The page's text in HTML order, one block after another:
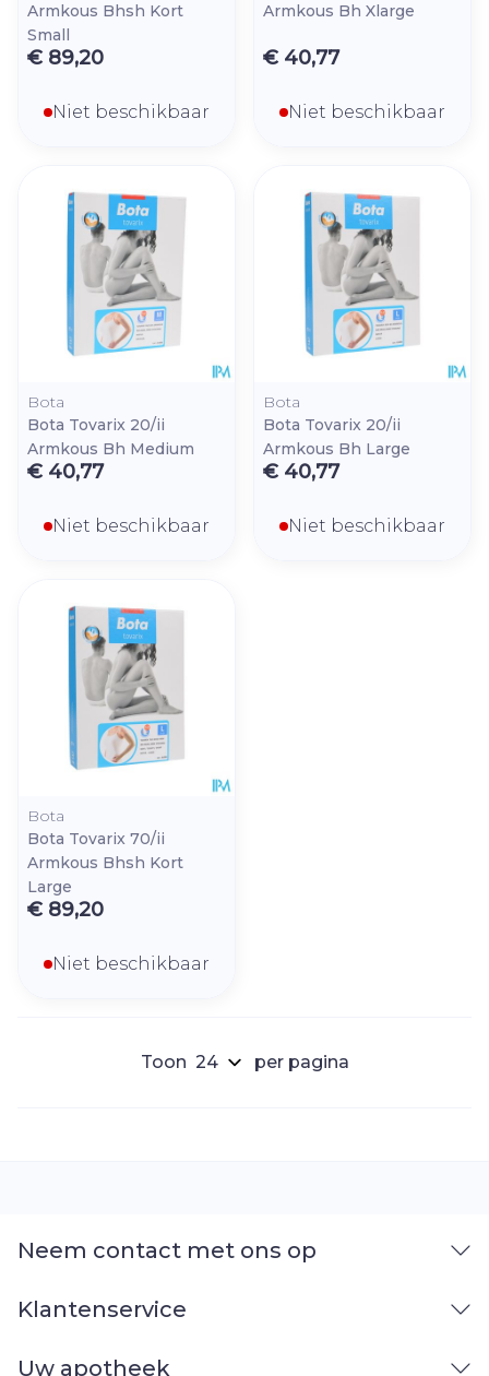
Armkous Bhsh Kort
Small
€ 89,20
Niet beschikbaar
Armkous Bh Xlarge
€ 40,77
Niet beschikbaar
Bota
Bota Tovarix 20/ii
Armkous Bh Medium
€ 40,77
Niet beschikbaar
Bota
Bota Tovarix 20/ii
Armkous Bh Large
€ 40,77
Niet beschikbaar
Bota
Bota Tovarix 70/ii
Armkous Bhsh Kort
Large
€ 89,20
Niet beschikbaar
Toon per pagina
Neem contact met ons op
Klantenservice
Uw apotheek